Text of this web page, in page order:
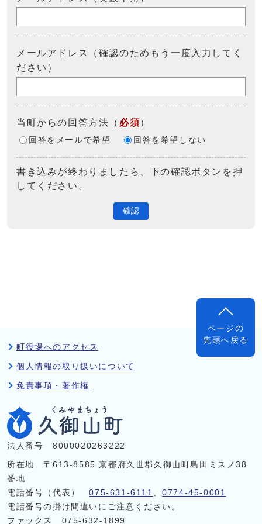
メールアドレス（確認のためもう一度入力してく
ださい）
当町からの回答方法 （ 必須）
回答をメールで希望 回答を希望しない
書き込みが終わりましたら、下の確認ボタンを押
してください。
確認
ページの
先頭へ戻る
町役場へのアクセス
個人情報の取り扱いについて
免責事項・著作権
法人番号 8000020263222
所在地 〒613-8585 京都府久世郡久御山町島田ミスノ38
番地
電話番号（代表）075-631-6111 、0774-45-0001
電話番号の掛け間違いにご注意ください。
ファックス 075-632-1899